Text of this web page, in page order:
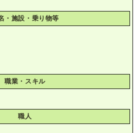
・施設・乗り物等
職業・スキル
職人